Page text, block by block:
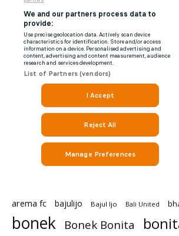
arema fc bajulijo Bajul Ijo Bali United
bonek Bonek Bonita